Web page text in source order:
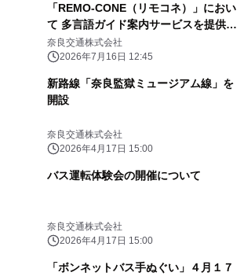
「REMO-CONE（リモコネ）」におい
て 多言語ガイド案内サービスを提供開
始
奈良交通株式会社
2026年7月16日 12:45
新路線「奈良監獄ミュージアム線」を
開設
奈良交通株式会社
2026年4月17日 15:00
バス運転体験会の開催について
奈良交通株式会社
2026年4月17日 15:00
「ボンネットバス手ぬぐい」４月１７